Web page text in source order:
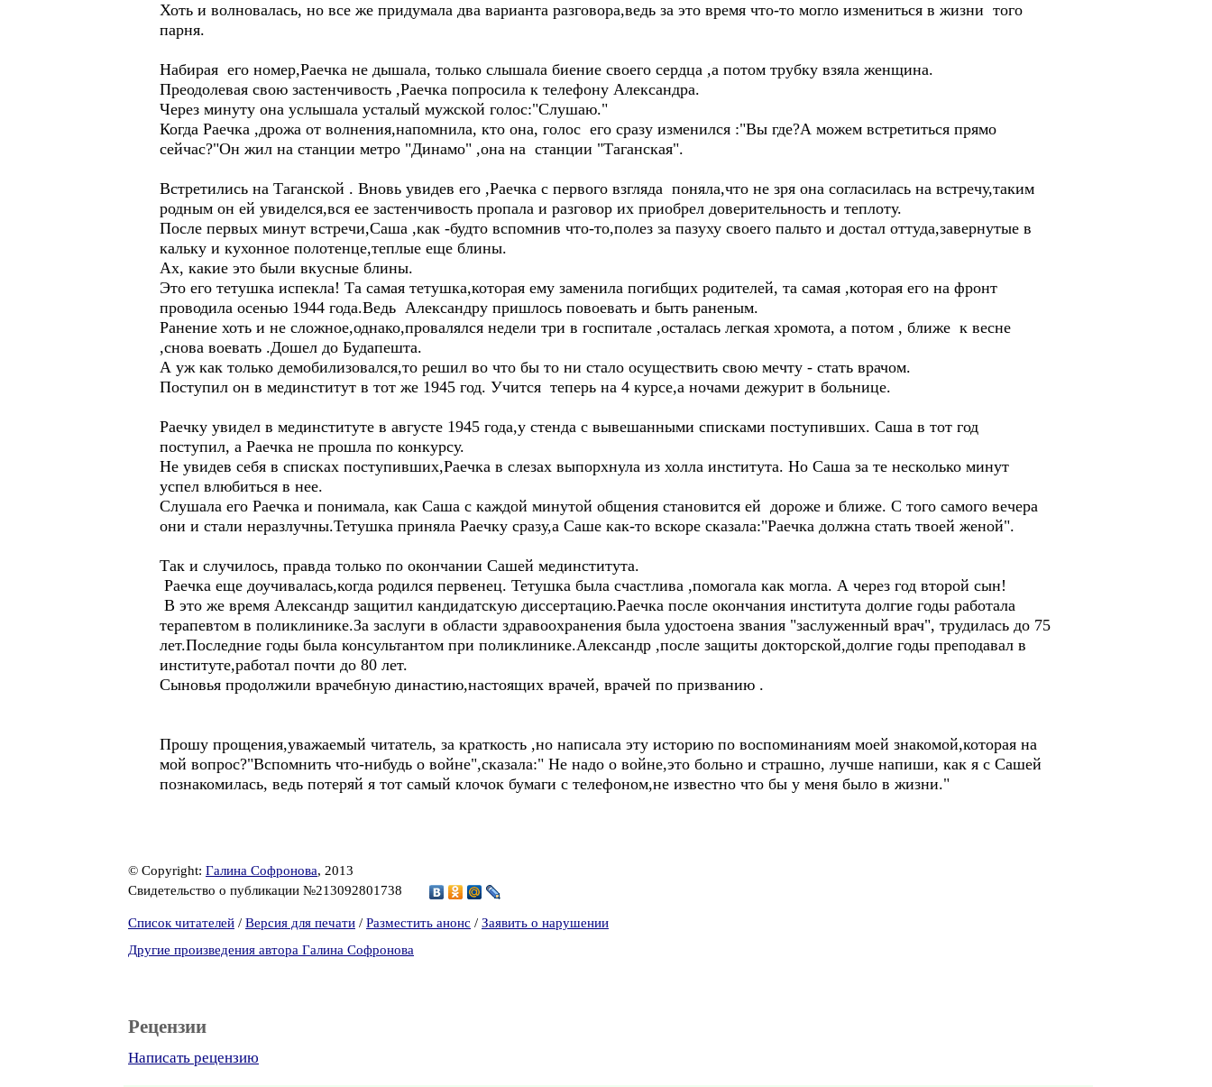
Хоть и волновалась, но все же придумала два варианта разговора,ведь за это время что-то могло измениться в жизни того
парня.
Набирая его номер,Раечка не дышала, только слышала биение своего сердца ,а потом трубку взяла женщина.
Преодолевая свою застенчивость ,Раечка попросила к телефону Александра.
Через минуту она услышала усталый мужской голос:"Слушаю."
Когда Раечка ,дрожа от волнения,напомнила, кто она, голос его сразу изменился :"Вы где?А можем встретиться прямо
сейчас?"Он жил на станции метро "Динамо" ,она на станции "Таганская".
Встретились на Таганской . Вновь увидев его ,Раечка с первого взгляда поняла,что не зря она согласилась на встречу,таким
родным он ей увиделся,вся ее застенчивость пропала и разговор их приобрел доверительность и теплоту.
После первых минут встречи,Саша ,как -будто вспомнив что-то,полез за пазуху своего пальто и достал оттуда,завернутые в
кальку и кухонное полотенце,теплые еще блины.
Ах, какие это были вкусные блины.
Это его тетушка испекла! Та самая тетушка,которая ему заменила погибщих родителей, та самая ,которая его на фронт
проводила осенью 1944 года.Ведь Александру пришлось повоевать и быть раненым.
Ранение хоть и не сложное,однако,провалялся недели три в госпитале ,осталась легкая хромота, а потом , ближе к весне
,снова воевать .Дошел до Будапешта.
А уж как только демобилизовался,то решил во что бы то ни стало осуществить свою мечту - стать врачом.
Поступил он в мединститут в тот же 1945 год. Учится теперь на 4 курсе,а ночами дежурит в больнице.
Раечку увидел в мединституте в августе 1945 года,у стенда с вывешанными списками поступивших. Саша в тот год
поступил, а Раечка не прошла по конкурсу.
Не увидев себя в списках поступивших,Раечка в слезах выпорхнула из холла института. Но Саша за те несколько минут
успел влюбиться в нее.
Слушала его Раечка и понимала, как Саша с каждой минутой общения становится ей дороже и ближе. С того самого вечера
они и стали неразлучны.Тетушка приняла Раечку сразу,а Саше как-то вскоре сказала:"Раечка должна стать твоей женой".
Так и случилось, правда только по окончании Сашей мединститута.
Раечка еще доучивалась,когда родился первенец. Тетушка была счастлива ,помогала как могла. А через год второй сын!
В это же время Александр защитил кандидатскую диссертацию.Раечка после окончания института долгие годы работала
терапевтом в поликлинике.За заслуги в области здравоохранения была удостоена звания "заслуженный врач", трудилась до 75
лет.Последние годы была консультантом при поликлинике.Александр ,после защиты докторской,долгие годы преподавал в
институте,работал почти до 80 лет.
Сыновья продолжили врачебную династию,настоящих врачей, врачей по призванию .
Прошу прощения,уважаемый читатель, за краткость ,но написала эту историю по воспоминаниям моей знакомой,которая на
мой вопрос?"Вспомнить что-нибудь о войне",сказала:" Не надо о войне,это больно и страшно, лучше напиши, как я с Сашей
познакомилась, ведь потеряй я тот самый клочок бумаги с телефоном,не известно что бы у меня было в жизни."
© Copyright: Галина Софронова, 2013
Свидетельство о публикации №213092801738
Список читателей / Версия для печати / Разместить анонс / Заявить о нарушении
Другие произведения автора Галина Софронова
Рецензии
Написать рецензию